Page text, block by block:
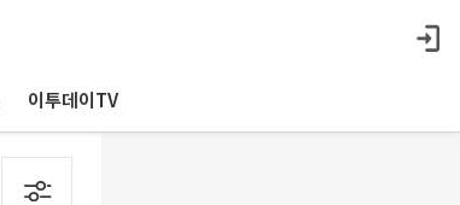
이투데이TV